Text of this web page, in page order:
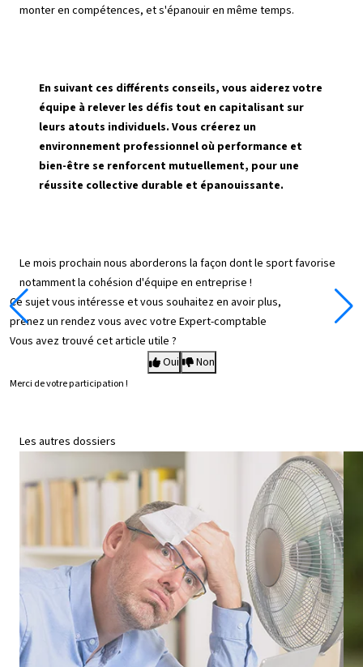
monter en compétences, et s'épanouir en même temps.
En suivant ces différents conseils, vous aiderez votre
équipe à relever les défis tout en capitalisant sur
leurs atouts individuels. Vous créerez un
environnement professionnel où performance et
bien-être se renforcent mutuellement, pour une
réussite collective durable et épanouissante.
Le mois prochain nous aborderons la façon dont le sport favorise
notamment la cohésion d'équipe en entreprise !
Ce sujet vous intéresse et vous souhaitez en avoir plus,
prenez un rendez vous avec votre Expert-comptable
Vous avez trouvé cet article utile ?
Oui
Non
Merci de votre participation !
Les autres dossiers